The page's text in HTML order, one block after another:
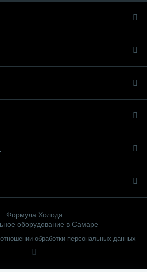
Формула Холода
оборудование в Самаре
обработки персональных данных